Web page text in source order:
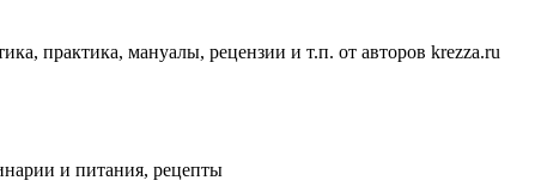
практика, мануалы, рецензии и т.п. от авторов krezza.ru
и питания, рецепты